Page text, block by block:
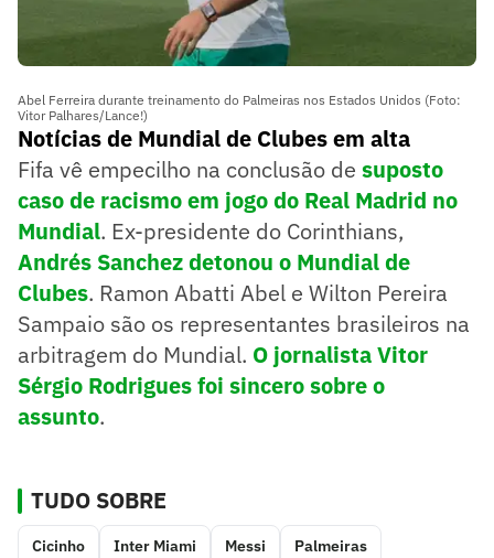
Abel Ferreira durante treinamento do Palmeiras nos Estados Unidos (Foto:
Vitor Palhares/Lance!)
Notícias de Mundial de Clubes em alta
Fifa vê empecilho na conclusão de suposto
caso de racismo em jogo do Real Madrid no
Mundial. Ex-presidente do Corinthians,
Andrés Sanchez detonou o Mundial de
Clubes. Ramon Abatti Abel e Wilton Pereira
Sampaio são os representantes brasileiros na
arbitragem do Mundial. O jornalista Vitor
Sérgio Rodrigues foi sincero sobre o
assunto.
TUDO SOBRE
Cicinho Inter Miami Messi Palmeiras